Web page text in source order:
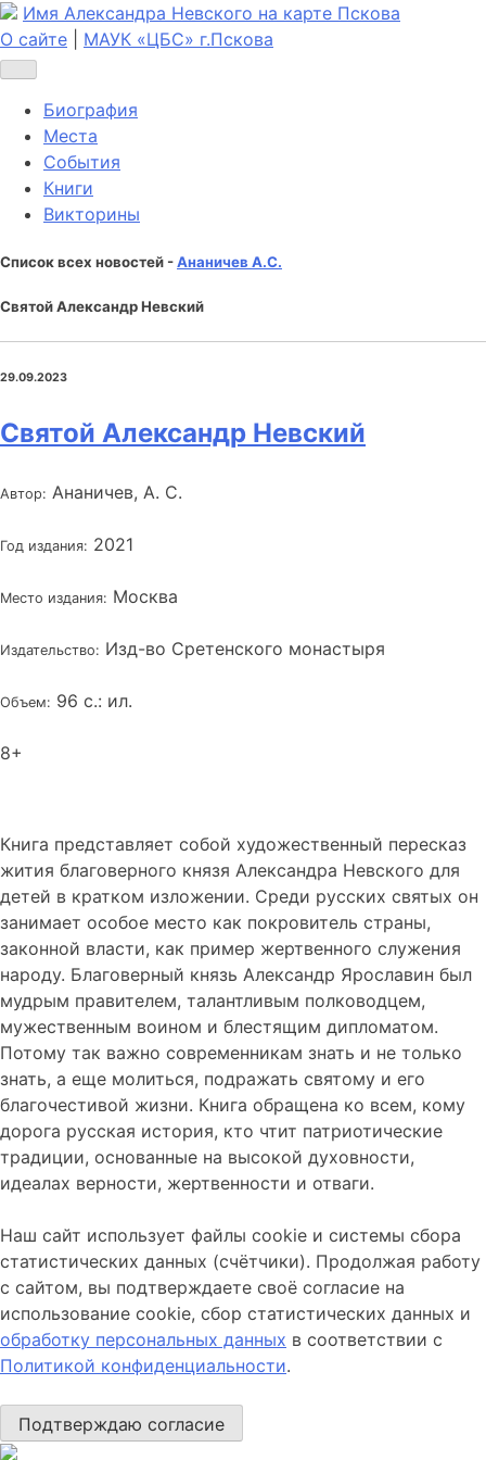
Имя Александра Невского на карте Пскова
О сайте
МАУК «ЦБС» г.Пскова
Биография
Места
События
Книги
Викторины
Список всех новостей -Ананичев А.С.
Святой Александр Невский
29.09.2023
Святой Александр Невский
Автор: Ананичев, А. С.
Год издания: 2021
Место издания: Москва
Издательство: Изд-во Сретенского монастыря
Объем: 96 с.: ил.
8+
Книга представляет собой художественный пересказ
жития благоверного князя Александра Невского для
детей в кратком изложении. Среди русских святых он
занимает особое место как покровитель страны,
законной власти, как пример жертвенного служения
народу. Благоверный князь Александр Ярославин был
мудрым правителем, талантливым полководцем,
мужественным воином и бле­стящим дипломатом.
Потому так важно современникам знать и не только
знать, а еще молиться, подражать святому и его
благочестивой жизни. Книга обраще­на ко всем, кому
дорога русская история, кто чтит патриотические
традиции, основанные на высокой духовности,
идеалах верности, жертвенности и отваги.
Наш сайт использует файлы cookie и системы сбора
статистических данных (счётчики). Продолжая работу
с сайтом, вы подтверждаете своё согласие на
использование cookie, сбор статистических данных и
обработку персональных данных в соответствии с
Политикой конфиденциальности.
Подтверждаю согласие